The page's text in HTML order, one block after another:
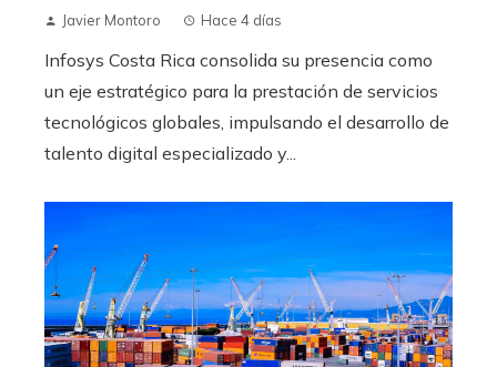
Javier Montoro Hace 4 días
Infosys Costa Rica consolida su presencia como
un eje estratégico para la prestación de servicios
tecnológicos globales, impulsando el desarrollo de
talento digital especializado y...